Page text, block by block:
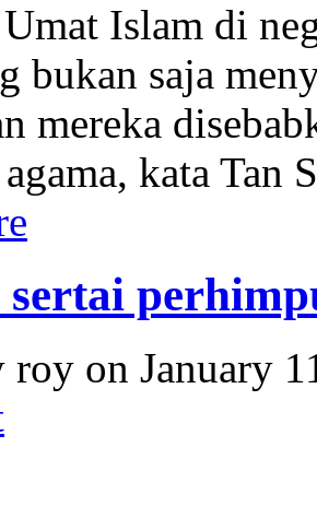
Islam di
bukan saja
mereka
kata Tan
sertai
roy on January